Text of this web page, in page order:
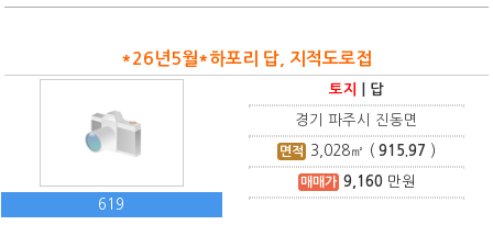
*26년5월*하포리 답, 지적도로접
619
토지 답
경기 파주시 진동면
면적 3,028㎡ (915.97 )
매매가 9,160만원